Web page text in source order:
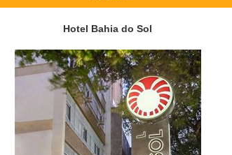
Hotel Bahia do Sol